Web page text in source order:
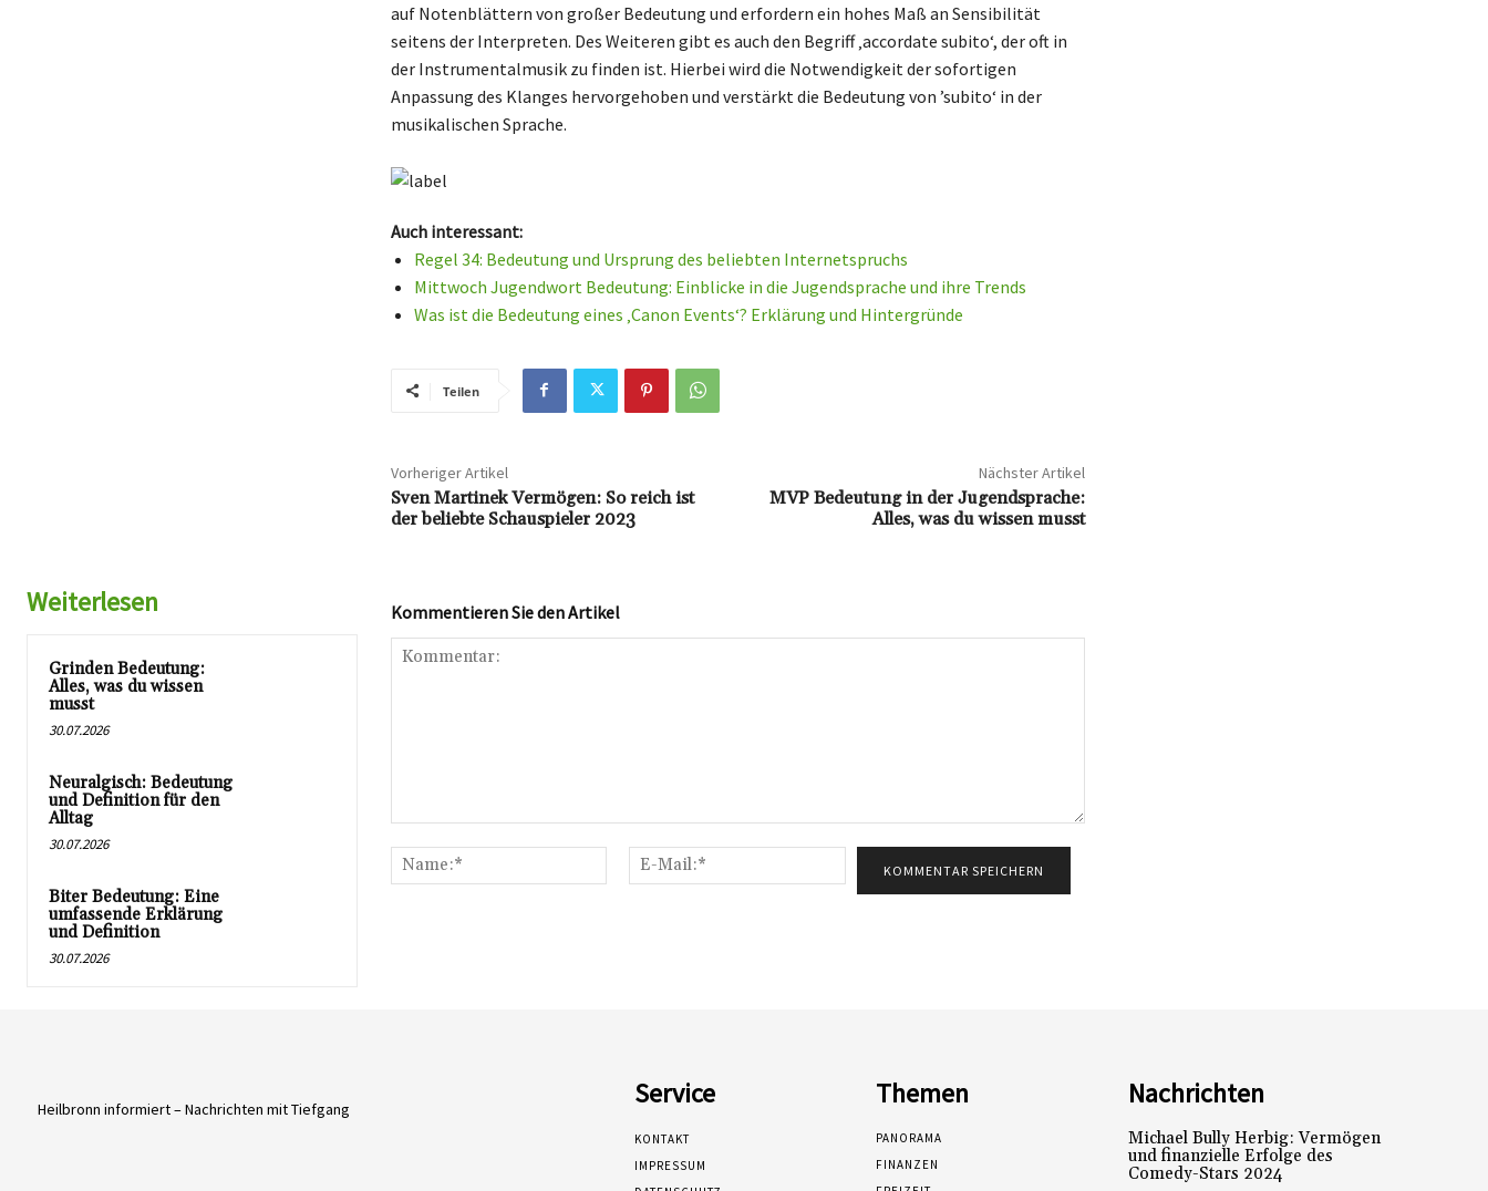
auf Notenblättern von großer Bedeutung und erfordern ein hohes Maß an Sensibilität
seitens der Interpreten. Des Weiteren gibt es auch den Begriff ‚accordate subito‘, der oft in
der Instrumentalmusik zu finden ist. Hierbei wird die Notwendigkeit der sofortigen
Anpassung des Klanges hervorgehoben und verstärkt die Bedeutung von ’subito‘ in der
musikalischen Sprache.
Auch interessant:
Regel 34: Bedeutung und Ursprung des beliebten Internetspruchs
Mittwoch Jugendwort Bedeutung: Einblicke in die Jugendsprache und ihre Trends
Was ist die Bedeutung eines ‚Canon Events‘? Erklärung und Hintergründe
Teilen
Vorheriger Artikel
Sven Martinek Vermögen: So reich ist
der beliebte Schauspieler 2023
Nächster Artikel
MVP Bedeutung in der Jugendsprache:
Alles, was du wissen musst
Weiterlesen
Grinden Bedeutung:
Alles, was du wissen
musst
30.07.2026
Neuralgisch: Bedeutung
und Definition für den
Alltag
30.07.2026
Biter Bedeutung: Eine
umfassende Erklärung
und Definition
30.07.2026
Kommentieren Sie den Artikel
Name:*
Mail:*
Heilbronn informiert – Nachrichten mit Tiefgang Service
KONTAKT
IMPRESSUM
Themen
PANORAMA
FINANZEN
Nachrichten
Michael Bully Herbig: Vermögen
und finanzielle Erfolge des
Comedy-Stars 2024